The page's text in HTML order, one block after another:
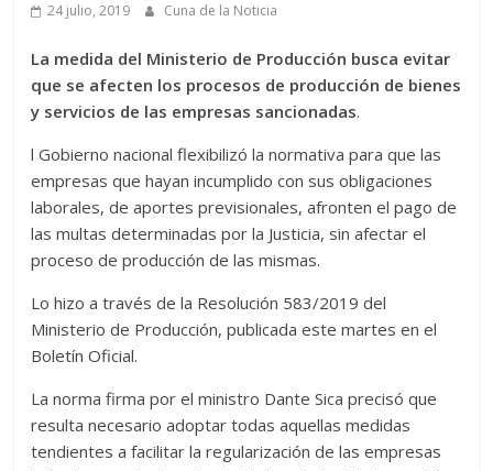
24 julio, 2019 Cuna de la Noticia
La medida del Ministerio de Producción busca evitar
que se afecten los procesos de producción de bienes
y servicios de las empresas sancionadas.
l Gobierno nacional flexibilizó la normativa para que las
empresas que hayan incumplido con sus obligaciones
laborales, de aportes previsionales, afronten el pago de
las multas determinadas por la Justicia, sin afectar el
proceso de producción de las mismas.
Lo hizo a través de la Resolución 583/2019 del
Ministerio de Producción, publicada este martes en el
Boletín Oficial.
La norma firma por el ministro Dante Sica precisó que
resulta necesario adoptar todas aquellas medidas
tendientes a facilitar la regularización de las empresas